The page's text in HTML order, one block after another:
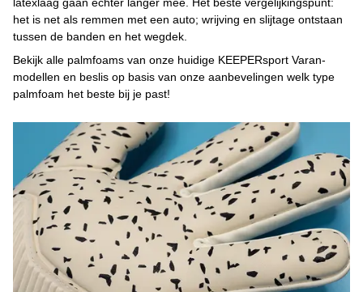
latexlaag gaan echter langer mee. Het beste vergelijkingspunt:
het is net als remmen met een auto; wrijving en slijtage ontstaan
tussen de banden en het wegdek.
Bekijk alle palmfoams van onze huidige KEEPERsport Varan-
modellen en beslis op basis van onze aanbevelingen welk type
palmfoam het beste bij je past!